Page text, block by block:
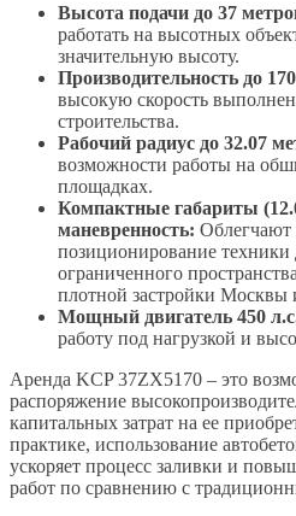
Высота подачи до 37
работать на высотных
значительную высоту.
Производительность до
высокую скорость
строительства.
Рабочий радиус до 32.07
возможности работы на
площадках.
Компактные габариты
маневренность: Облегчают
позиционирование техники
ограниченного
плотной застройки Москвы
Мощный двигатель 450
работу под нагрузкой и
Аренда KCP 37ZX5170 – это
распоряжение
капитальных затрат на ее
практике, использование
ускоряет процесс заливки и
работ по сравнению с